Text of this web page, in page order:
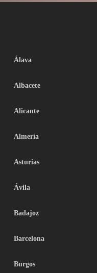
Álava
Albacete
Alicante
Almería
Asturias
Ávila
Badajoz
Barcelona
Burgos